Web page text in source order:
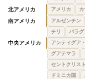
北アメリカ アメリカ
南アメリカ アルゼンチン
チリ
パラグ
中央アメリカ アンティグア
グアテマラ
セントクリス
ドミニカ国